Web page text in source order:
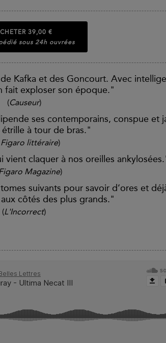
39,00 €
sous 24h ouvrées
Kafka et des Goncourt. Avec
fait exploser son époque."
(Causeur)
ses contemporains, conspue et
à tour de bras."
Figaro littéraire)
vient claquer à nos oreilles
Magazine)
suivants pour savoir d’ores et
côtés des plus grands."
(L'Incorrect)